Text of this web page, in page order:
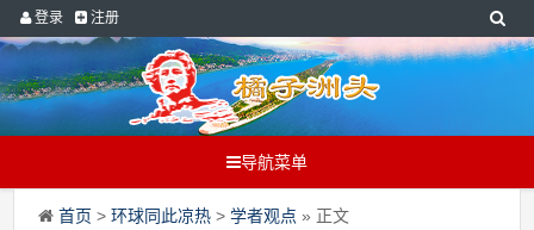
登录 注册
导航菜单
首页 >环球同此凉热 >学者观点 » 正文